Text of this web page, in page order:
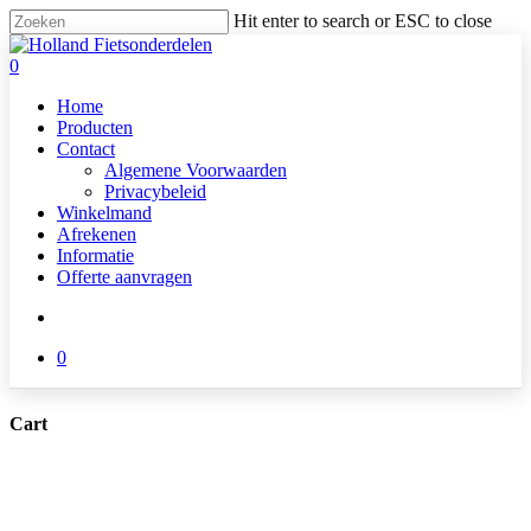
Skip
to
main
Hit enter to search or ESC to close
Close
Search
search
0
Home
Producten
Contact
Algemene Voorwaarden
Privacybeleid
Winkelmand
Afrekenen
Informatie
Offerte aanvragen
0
Cart